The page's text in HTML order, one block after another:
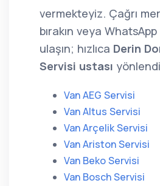
vermekteyiz. Çağrı
bırakın veya
ulaşın; hızlıca Derin
Servisi ustası
Van AEG Servisi
Van Altus Servisi
Van Arçelik Servisi
Van Ariston Servisi
Van Beko Servisi
Van Bosch Servisi